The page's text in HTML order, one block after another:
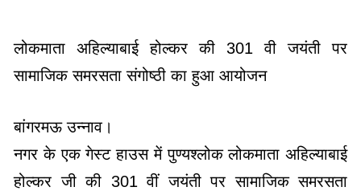
लोकमाता अहिल्याबाई होल्कर की 301 वी जयंती पर
सामाजिक समरसता संगोष्ठी का हुआ आयोजन
बांगरमऊ उन्नाव।
नगर के एक गेस्ट हाउस में पुण्यश्लोक लोकमाता अहिल्याबाई
होल्कर जी की 301 वीं जयंती पर सामाजिक समरसता